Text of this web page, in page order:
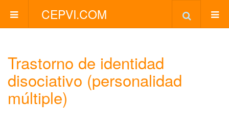
CEPVI.COM
Trastorno de identidad
disociativo (personalidad
múltiple)